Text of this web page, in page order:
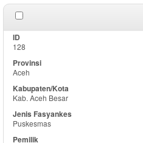
128
Aceh
Kab. Aceh Besar
Puskesmas